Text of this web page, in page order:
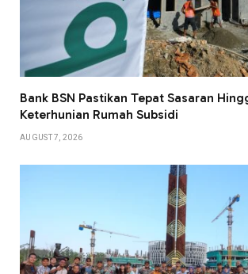
Bank BSN Pastikan Tepat Sasaran
Keterhunian Rumah Subsidi
AUGUST 7, 2026